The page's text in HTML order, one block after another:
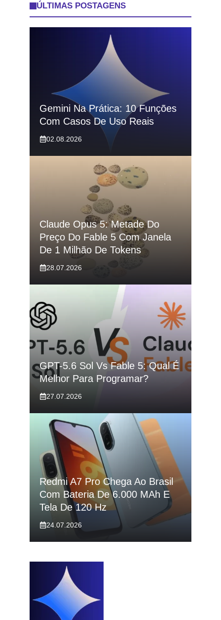
ÚLTIMAS POSTAGENS
Gemini Na Prática: 10 Funções
Com Casos De Uso Reais
02.08.2026
Claude Opus 5: Metade Do
Preço Do Fable 5 Com Janela
De 1 Milhão De Tokens
28.07.2026
GPT-5.6 Sol Vs Fable 5: Qual É
Melhor Para Programar?
27.07.2026
Redmi A7 Pro Chega Ao Brasil
Com Bateria De 6.000 MAh E
Tela De 120 Hz
24.07.2026